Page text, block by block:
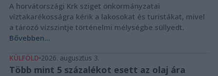
A horvátországi Krk sziget önkormányzatai
víztakarékosságra kérik a lakosokat és turistákat, mivel
a tározó vízszintje történelmi mélységbe süllyedt.
Bővebben...
KÜLFÖLD 2026. augusztus 3.
Több mint 5 százalékot esett az olaj ára